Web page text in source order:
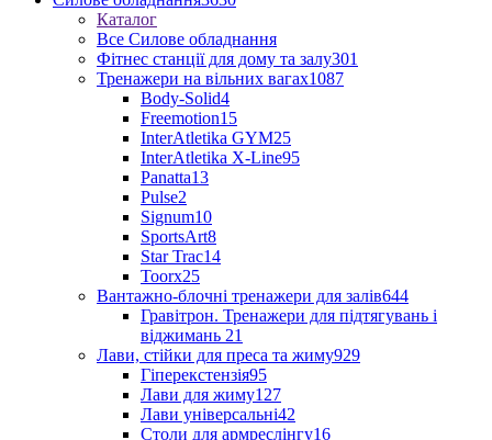
Каталог
Все Силове обладнання
Фітнес станції для дому та залу301
Тренажери на вільних вагах1087
Body-Solid4
Freemotion15
InterAtletika GYM25
InterAtletika X-Line95
Panatta13
Pulse2
Signum10
SportsArt8
Star Trac14
Toorx25
Вантажно-блочні тренажери для залів644
Гравітрон. Тренажери для підтягувань і
віджимань 21
Лави, стійки для преса та жиму929
Гіперекстензія95
Лави для жиму127
Лави універсальні42
Столи для армреслінгу16